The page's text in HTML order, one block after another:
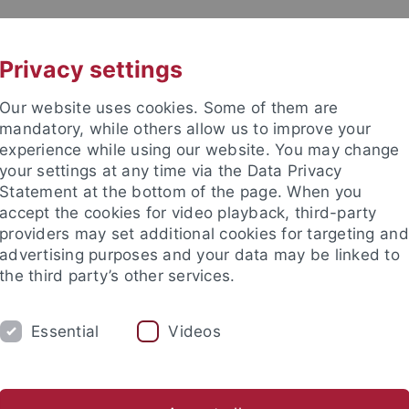
FORSCHUNG LEHRE
Privacy settings
Our website uses cookies. Some of them are
mandatory, while others allow us to improve your
experience while using our website. You may change
your settings at any time via the Data Privacy
Statement at the bottom of the page. When you
accept the cookies for video playback, third-party
providers may set additional cookies for targeting and
advertising purposes and your data may be linked to
the third party’s other services.
Essential Videos